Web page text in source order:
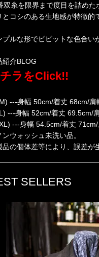
双糸を限界まで度目を詰め
とコシのある生地感が特徴的
プルな形でビビットな色合い
紹介BLOG
ラをClick!!
---身幅 50cm/着丈 68cm/肩
---身幅 52cm/着丈 69.5cm/
---身幅 54.5cm/着丈
ウォッシュ未洗い品。
の個体差等により、誤差が
SELLERS